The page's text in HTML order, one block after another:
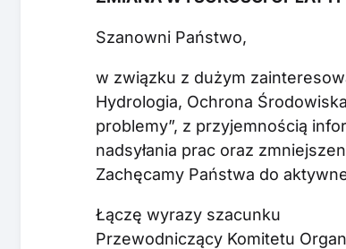
Szanowni Państwo,
w związku z dużym
Hydrologia, Ochrona
problemy”, z przyjemnością
nadsyłania prac oraz
Zachęcamy Państwa do
Łączę wyrazy szacunku
Przewodniczący Komitetu